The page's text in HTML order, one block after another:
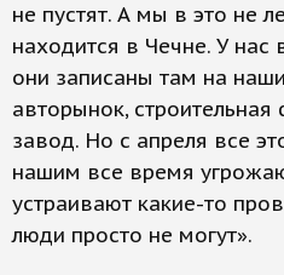
не пустят. А мы в это не
находится в Чечне. У
они записаны там на
авторынок,
завод. Но с апреля все
нашим все время
устраивают какие-то
люди просто не могут».